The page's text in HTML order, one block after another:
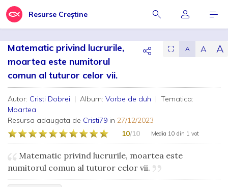
Resurse Creștine
Matematic privind lucrurile,
moartea este numitorul
comun al tuturor celor vii.
⛶ A A A
Autor: Cristi Dobrei | Album: Vorbe de duh | Tematica:
Moartea
Resursa adaugata de Cristi79 in 27/12/2023
10/10 Media 10 din 1 vot
Matematic privind lucrurile, moartea este
numitorul comun al tuturor celor vii.